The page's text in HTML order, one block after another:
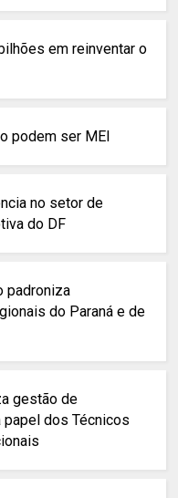
em reinventar o
podem ser MEI
no setor de
do DF
padroniza
do Paraná e de
gestão de
dos Técnicos